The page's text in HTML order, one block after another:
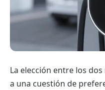
La elección entre los
a una cuestión de